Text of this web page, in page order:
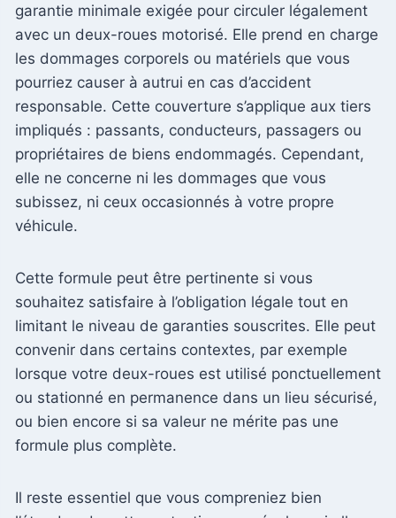
garantie minimale exigée pour circuler légalement
avec un deux-roues motorisé. Elle prend en charge
les dommages corporels ou matériels que vous
pourriez causer à autrui en cas d’accident
responsable. Cette couverture s’applique aux tiers
impliqués : passants, conducteurs, passagers ou
propriétaires de biens endommagés. Cependant,
elle ne concerne ni les dommages que vous
subissez, ni ceux occasionnés à votre propre
véhicule.
Cette formule peut être pertinente si vous
souhaitez satisfaire à l’obligation légale tout en
limitant le niveau de garanties souscrites. Elle peut
convenir dans certains contextes, par exemple
lorsque votre deux-roues est utilisé ponctuellement
ou stationné en permanence dans un lieu sécurisé,
ou bien encore si sa valeur ne mérite pas une
formule plus complète.
Il reste essentiel que vous compreniez bien